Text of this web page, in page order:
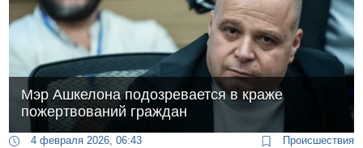
Мэр Ашкелона подозревается в краже
пожертвований граждан
4 февраля 2026, 06:43 Происшествия